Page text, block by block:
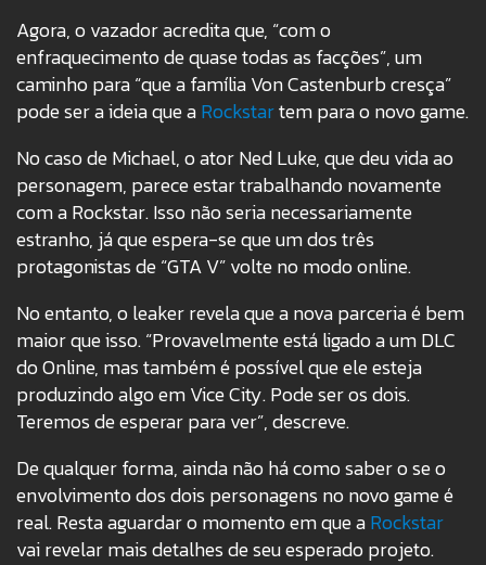
Agora, o vazador acredita que, “com o
enfraquecimento de quase todas as facções”, um
caminho para “que a família Von Castenburb cresça”
pode ser a ideia que aRockstartem para o novo game.
No caso de Michael, o ator Ned Luke, que deu vida ao
personagem, parece estar trabalhando novamente
com a Rockstar. Isso não seria necessariamente
estranho, já que espera-se que um dos três
protagonistas de “GTA V” volte no modo online.
No entanto, o leaker revela que a nova parceria é bem
maior que isso. “Provavelmente está ligado a um DLC
do Online, mas também é possível que ele esteja
produzindo algo em Vice City. Pode ser os dois.
Teremos de esperar para ver”, descreve.
De qualquer forma, ainda não há como saber o se o
envolvimento dos dois personagens no novo game é
real. Resta aguardar o momento em que aRockstar
vai revelar mais detalhes de seu esperado projeto.